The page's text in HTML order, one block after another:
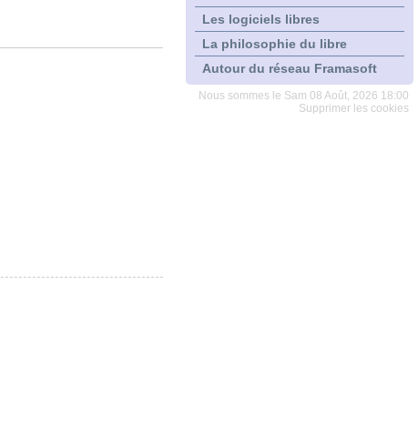
Les logiciels libres
La philosophie du libre
Autour du réseau Framasoft
Nous sommes le Sam 08 Août, 2026 18:00
Supprimer les cookies